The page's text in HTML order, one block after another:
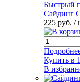
Быстрый
Сайдинг
225 руб. /
Купить в
В